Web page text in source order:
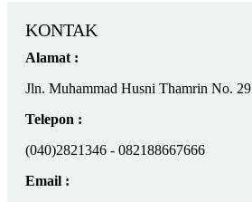
KONTAK
Alamat :
Jln. Muhammad Husni Thamrin No. 29
Telepon :
(040)2821346 - 082188667666
Email :